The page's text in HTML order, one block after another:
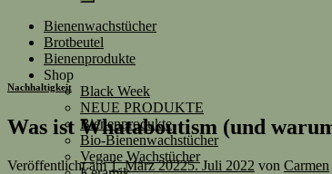
Bienenwachstücher
Brotbeutel
Bienenprodukte
Shop
Black Week
NEUE PRODUKTE
Bienenprodukte
Bio-Bienenwachstücher
Vegane Wachstücher
Nachhaltigkeit
Was ist Whataboutism (und
Veröffentlicht am1. März 20225. Juli 2022 von Carmen